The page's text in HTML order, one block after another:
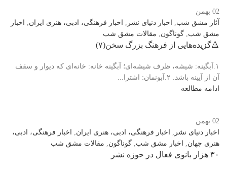
02 بهمن
آثار مشق شب
اخبار دنیای نشر اخبار فرهنگی، ادبی، هنری ایران
اخبار
مشق شب گوناگون مقالات مشق شب
🔺️گزیده‌هایی از فرهنگ بزرگ سخن(۷)
۱.آبگینه: شیشه، ظرف شیشه‌ای؛ آبگینه خانه: خانه‌ای که دیوار و سقف
آن از آیینه باشد. ۲.آبونمان: اشترا...
ادامه مطالعه
02 بهمن
اخبار دنیای نشر
اخبار فرهنگی، ادبی، هنری ایران
اخبار فرهنگی، ادبی،
هنری جهان
اخبار مشق شب گوناگون مقالات مشق شب
۳۰ هزار بانوی فعال در حوزه نشر